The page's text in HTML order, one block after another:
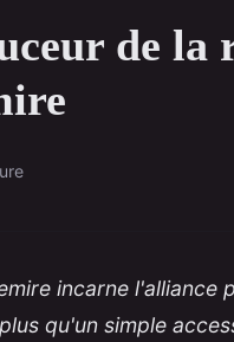
de la
incarne l'alliance
qu'un simple